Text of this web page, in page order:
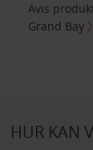
Avis
Grand Bay
HUR KAN